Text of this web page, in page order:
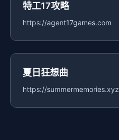
特工17攻略
https://agent17games.com
夏日狂想曲
https://summermemories.xyz